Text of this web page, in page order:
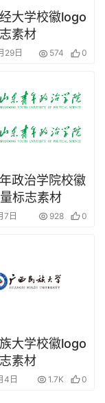
大学校徽logo
素材
29日 574 0
政治学院校徽
标志素材
7日 928 0
大学校徽logo
素材
4日 1.7K 0